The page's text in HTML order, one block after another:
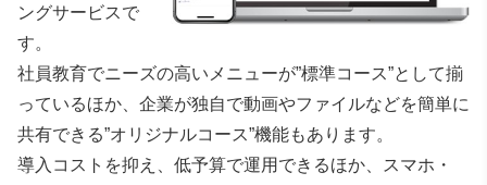
ングサービスで
す。
社員教育でニーズの高いメニューが”標準コース”として揃
っているほか、企業が独自で動画やファイルなどを簡単に
共有できる”オリジナルコース”機能もあります。
導入コストを抑え、低予算で運用できるほか、スマホ・